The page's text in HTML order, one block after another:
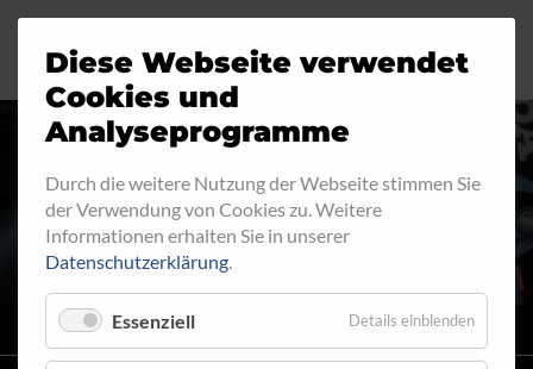
INNENGEWINDE - FEST 710
VARIO
Diese Webseite verwendet
Cookies und
Analyseprogramme
Durch die weitere Nutzung der Webseite stimmen Sie
der Verwendung von Cookies zu. Weitere
Informationen erhalten Sie in unserer
Datenschutzerklärung.
Essenziell Details einblenden
Motorrad
Industrie
Automobil
Fahrrad
Ringfitting
Aussengewinde
Innengewinde
Hohlschrauben
Verteiler
Jobs